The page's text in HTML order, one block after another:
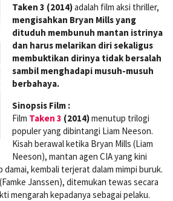
Taken 3 (2014)adalah film aksi thriller,
mengisahkan Bryan Mills yang
dituduh membunuh mantan istrinya
dan harus melarikan diri sekaligus
membuktikan dirinya tidak bersalah
sambil menghadapi musuh-musuh
berbahaya.
Sinopsis Film :
Film Taken 3 (2014)menutup trilogi
populer yang dibintangi Liam Neeson.
Kisah berawal ketika Bryan Mills (Liam
Neeson), mantan agen CIA yang kini
damai, kembali terjerat dalam mimpi buruk.
Janssen), ditemukan tewas secara
mengarah kepadanya sebagai pelaku.